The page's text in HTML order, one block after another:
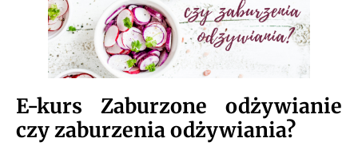
E-kurs Zaburzone odżywianie
czy zaburzenia odżywiania?